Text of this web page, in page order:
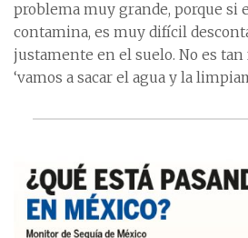
problema muy grande, porque si
contamina, es muy difícil
justamente en el suelo. No es tan
‘vamos a sacar el agua y la